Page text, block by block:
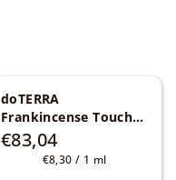
doTERRA
Frankincense Touch
kadidlový esenciálny
olej 10 mlBoswellia
€83,04
Jednotková
€8,30 / 1 ml